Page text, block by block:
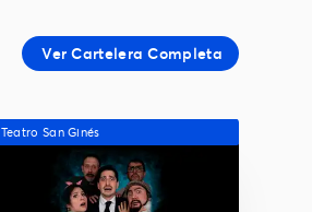
Teatro San Ginés